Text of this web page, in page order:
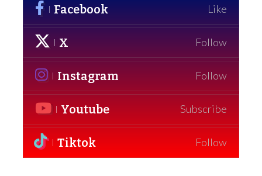
Facebook Like
X Follow
Instagram Follow
Youtube Subscribe
Tiktok Follow